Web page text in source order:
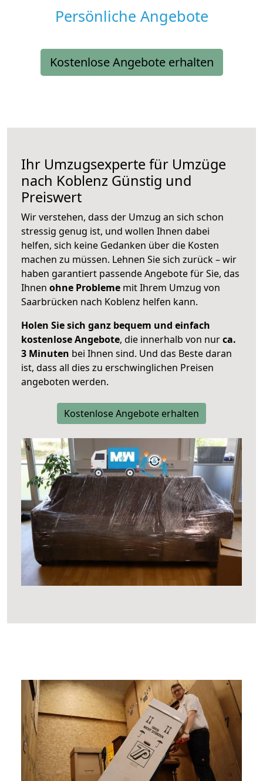
Persönliche Angebote
Kostenlose Angebote erhalten
Ihr Umzugsexperte für Umzüge
nach Koblenz Günstig und
Preiswert
Wir verstehen, dass der Umzug an sich schon
stressig genug ist, und wollen Ihnen dabei
helfen, sich keine Gedanken über die Kosten
machen zu müssen. Lehnen Sie sich zurück – wir
haben garantiert passende Angebote für Sie, das
Ihnen ohne Probleme mit Ihrem Umzug von
Saarbrücken nach Koblenz helfen kann.
Holen Sie sich ganz bequem und einfach
kostenlose Angebote, die innerhalb von nurca.
3 Minuten bei Ihnen sind. Und das Beste daran
ist, dass all dies zu erschwinglichen Preisen
angeboten werden.
Kostenlose Angebote erhalten